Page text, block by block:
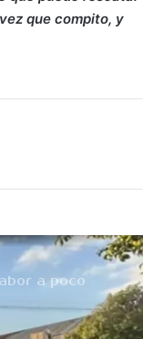
que compito, y
propone
al ascenso
a poco